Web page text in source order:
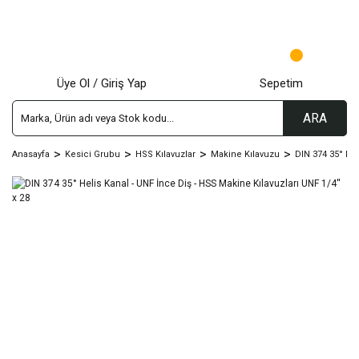
ARA
Üye Ol / Giriş Yap Sepetim
Anasayfa Kesici Grubu HSS Kılavuzlar Makine Kılavuzu DIN 374 35°